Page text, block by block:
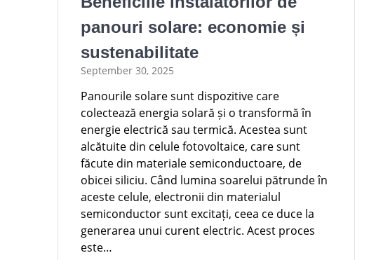
panouri solare: economie și
sustenabilitate
September 30, 2025
Panourile solare sunt dispozitive care
colectează energia solară și o transformă în
energie electrică sau termică. Acestea sunt
alcătuite din celule fotovoltaice, care sunt
făcute din materiale semiconductoare, de
obicei siliciu. Când lumina soarelui pătrunde în
aceste celule, electronii din materialul
semiconductor sunt excitați, ceea ce duce la
generarea unui curent electric. Acest proces
este…